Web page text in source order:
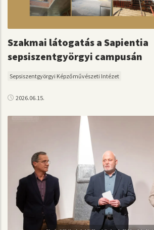
Szakmai látogatás a Sapientia
sepsiszentgyörgyi campusán
Sepsiszentgyörgyi Képzőművészeti Intézet
2026.06.15.